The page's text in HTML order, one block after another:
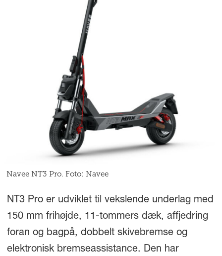
Navee NT3 Pro. Foto: Navee
NT3 Pro er udviklet til vekslende underlag med
150 mm frihøjde, 11-tommers dæk, affjedring
foran og bagpå, dobbelt skivebremse og
elektronisk bremseassistance. Den har